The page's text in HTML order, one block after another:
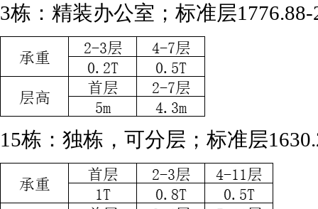
3栋：精装办公室；标准层
15栋：独栋，可分层；标准层